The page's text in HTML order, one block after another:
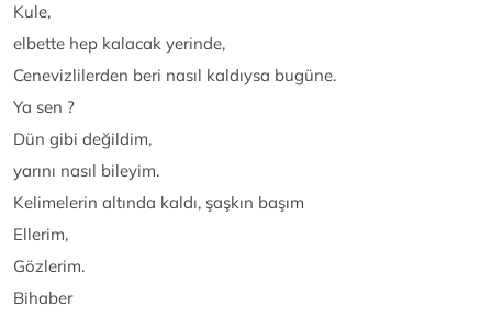
Kule,
elbette hep kalacak yerinde,
Cenevizlilerden beri nasıl kaldıysa bugüne.
Ya sen ?
Dün gibi değildim,
yarını nasıl bileyim.
Kelimelerin altında kaldı, şaşkın başım
Ellerim,
Gözlerim.
Bihaber